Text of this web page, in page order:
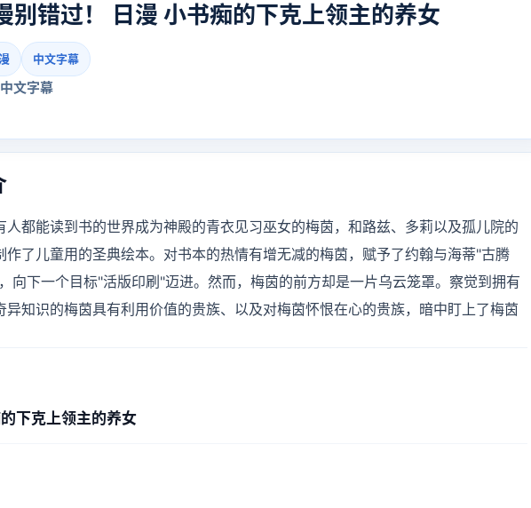
别错过！ 日漫 小书痴的下克上领主的养女
中文字幕
文字幕
人都能读到书的世界成为神殿的青衣见习巫女的梅茵，和路兹、多莉以及孤儿院的
作了儿童用的圣典绘本。对书本的热情有增无减的梅茵，赋予了约翰与海蒂"古腾
向下一个目标"活版印刷"迈进。然而，梅茵的前方却是一片乌云笼罩。察觉到拥有
异知识的梅茵具有利用价值的贵族、以及对梅茵怀恨在心的贵族，暗中盯上了梅茵
下克上领主的养女